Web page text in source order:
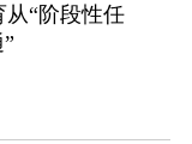
“阶段性任